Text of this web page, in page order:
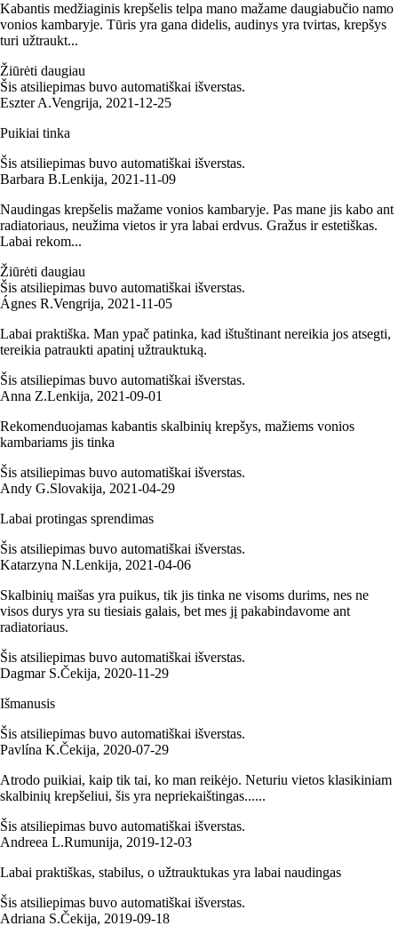
Kabantis medžiaginis krepšelis telpa mano mažame daugiabučio namo
vonios kambaryje. Tūris yra gana didelis, audinys yra tvirtas, krepšys
turi užtraukt...
Žiūrėti daugiau
Šis atsiliepimas buvo automatiškai išverstas.
Eszter A.Vengrija, 2021‑12‑25
Puikiai tinka
Šis atsiliepimas buvo automatiškai išverstas.
Barbara B.Lenkija, 2021‑11‑09
Naudingas krepšelis mažame vonios kambaryje. Pas mane jis kabo ant
radiatoriaus, neužima vietos ir yra labai erdvus. Gražus ir estetiškas.
Labai rekom...
Žiūrėti daugiau
Šis atsiliepimas buvo automatiškai išverstas.
Ágnes R.Vengrija, 2021‑11‑05
Labai praktiška. Man ypač patinka, kad ištuštinant nereikia jos atsegti,
tereikia patraukti apatinį užtrauktuką.
Šis atsiliepimas buvo automatiškai išverstas.
Anna Z.Lenkija, 2021‑09‑01
Rekomenduojamas kabantis skalbinių krepšys, mažiems vonios
kambariams jis tinka
Šis atsiliepimas buvo automatiškai išverstas.
Andy G.Slovakija, 2021‑04‑29
Labai protingas sprendimas
Šis atsiliepimas buvo automatiškai išverstas.
Katarzyna N.Lenkija, 2021‑04‑06
Skalbinių maišas yra puikus, tik jis tinka ne visoms durims, nes ne
visos durys yra su tiesiais galais, bet mes jį pakabindavome ant
radiatoriaus.
Šis atsiliepimas buvo automatiškai išverstas.
Dagmar S.Čekija, 2020‑11‑29
Išmanusis
Šis atsiliepimas buvo automatiškai išverstas.
Pavlína K.Čekija, 2020‑07‑29
Atrodo puikiai, kaip tik tai, ko man reikėjo. Neturiu vietos klasikiniam
skalbinių krepšeliui, šis yra nepriekaištingas......
Šis atsiliepimas buvo automatiškai išverstas.
Andreea L.Rumunija, 2019‑12‑03
Labai praktiškas, stabilus, o užtrauktukas yra labai naudingas
Šis atsiliepimas buvo automatiškai išverstas.
Adriana S.Čekija, 2019‑09‑18